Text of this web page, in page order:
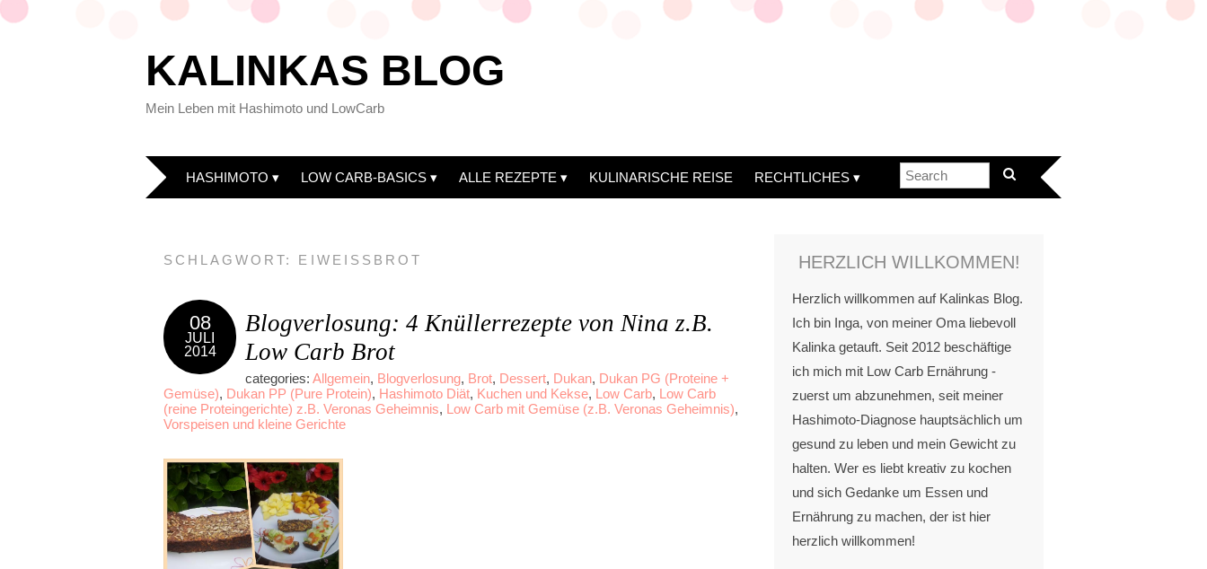
KALINKAS BLOG
Mein Leben mit Hashimoto und LowCarb
HASHIMOTO LOW CARB-BASICS ALLE REZEPTE KULINARISCHE REISE RECHTLICHES
SCHLAGWORT: EIWEISSBROT
08
JULI
2014
Blogverlosung: 4 Knüllerrezepte von Nina z.B.
Low Carb Brot
categories: Allgemein, Blogverlosung, Brot, Dessert, Dukan, Dukan PG (Proteine +
Gemüse), Dukan PP (Pure Protein), Hashimoto Diät, Kuchen und Kekse, Low Carb, Low Carb
(reine Proteingerichte) z.B. Veronas Geheimnis, Low Carb mit Gemüse (z.B. Veronas Geheimnis),
Vorspeisen und kleine Gerichte
HERZLICH WILLKOMMEN!
Herzlich willkommen auf Kalinkas Blog.
Ich bin Inga, von meiner Oma liebevoll
Kalinka getauft. Seit 2012 beschäftige
ich mich mit Low Carb Ernährung -
zuerst um abzunehmen, seit meiner
Hashimoto-Diagnose hauptsächlich um
gesund zu leben und mein Gewicht zu
halten. Wer es liebt kreativ zu kochen
und sich Gedanke um Essen und
Ernährung zu machen, der ist hier
herzlich willkommen!